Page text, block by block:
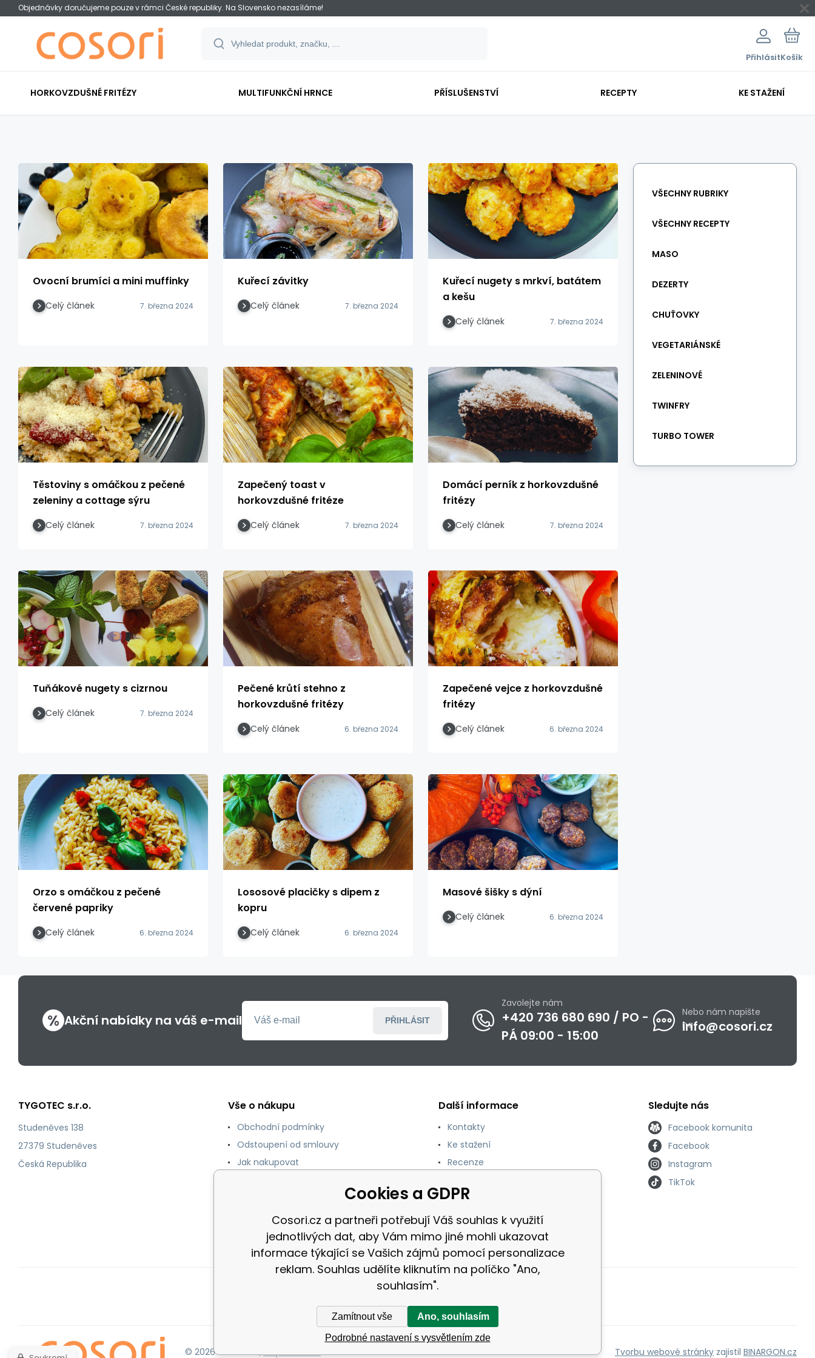
Objednávky doručujeme pouze v rámci České republiky. Na Slovensko nezasíláme!
PřihlásitKošík
HORKOVZDUŠNÉ FRITÉZY MULTIFUNKČNÍ HRNCE PŘÍSLUŠENSTVÍ RECEPTY KE STAŽENÍ
Ovocní brumíci a mini muffinky
7. března 2024
Celý článek
Kuřecí závitky
7. března 2024
Celý článek
Kuřecí nugety s mrkví, batátem
a kešu
7. března 2024
Celý článek
Těstoviny s omáčkou z pečené
zeleniny a cottage sýru
7. března 2024
Celý článek
Zapečený toast v
horkovzdušné fritéze
7. března 2024
Celý článek
Domácí perník z horkovzdušné
fritézy
7. března 2024
Celý článek
Tuňákové nugety s cizrnou
7. března 2024
Celý článek
Pečené krůtí stehno z
horkovzdušné fritézy
6. března 2024
Celý článek
Zapečené vejce z horkovzdušné
fritézy
6. března 2024
Celý článek
Orzo s omáčkou z pečené
červené papriky
6. března 2024
Celý článek
Lososové placičky s dipem z
kopru
6. března 2024
Celý článek
Masové šišky s dýní
6. března 2024
Celý článek
VŠECHNY RUBRIKY
VŠECHNY RECEPTY
MASO
DEZERTY
CHUŤOVKY
VEGETARIÁNSKÉ
ZELENINOVÉ
TWINFRY
TURBO TOWER
% Akční nabídky na váš e-mail PŘIHLÁSIT
Zavolejte nám
+420 736 680 690 / PO -
PÁ 09:00 - 15:00
Nebo nám napište
na
info@cosori.cz
TYGOTEC s.r.o.
Studeněves 138
27379 Studeněves
Česká Republika
Vše o nákupu
Obchodní podmínky
Odstoupení od smlouvy
Jak nakupovat
Reklamace a vrácení zboží
Další informace
Kontakty
Ke stažení
Recenze
Sledujte nás
Facebook komunita
Facebook
Instagram
TikTok
© 2026 Cosori.cz |Mapa stránek Tvorbu webové stránky zajistil BINARGON.cz
Cookies a GDPR
Cosori.cz a partneři potřebují Váš souhlas k využití
jednotlivých dat, aby Vám mimo jiné mohli ukazovat
informace týkající se Vašich zájmů pomocí personalizace
reklam. Souhlas udělíte kliknutím na políčko "Ano,
souhlasím".
Zamítnout vše Ano, souhlasím
Podrobné nastavení s vysvětlením zde